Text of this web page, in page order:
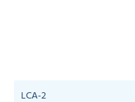
LCA-2